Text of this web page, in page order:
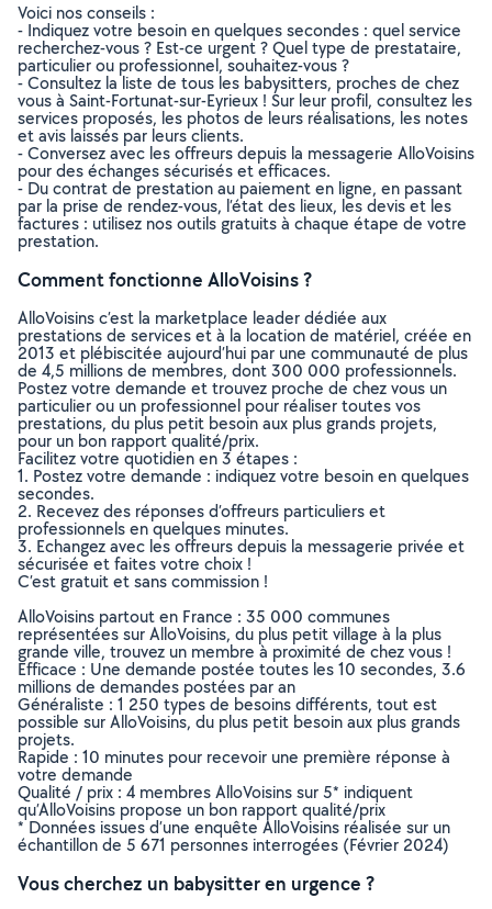
Voici nos conseils :
- Indiquez votre besoin en quelques secondes : quel service
recherchez-vous ? Est-ce urgent ? Quel type de prestataire,
particulier ou professionnel, souhaitez-vous ?
- Consultez la liste de tous les babysitters, proches de chez
vous à Saint-Fortunat-sur-Eyrieux ! Sur leur profil, consultez les
services proposés, les photos de leurs réalisations, les notes
et avis laissés par leurs clients.
- Conversez avec les offreurs depuis la messagerie AlloVoisins
pour des échanges sécurisés et efficaces.
- Du contrat de prestation au paiement en ligne, en passant
par la prise de rendez-vous, l’état des lieux, les devis et les
factures : utilisez nos outils gratuits à chaque étape de votre
prestation.
Comment fonctionne AlloVoisins ?
AlloVoisins c’est la marketplace leader dédiée aux
prestations de services et à la location de matériel, créée en
2013 et plébiscitée aujourd’hui par une communauté de plus
de 4,5 millions de membres, dont 300 000 professionnels.
Postez votre demande et trouvez proche de chez vous un
particulier ou un professionnel pour réaliser toutes vos
prestations, du plus petit besoin aux plus grands projets,
pour un bon rapport qualité/prix.
Facilitez votre quotidien en 3 étapes :
1. Postez votre demande : indiquez votre besoin en quelques
secondes.
2. Recevez des réponses d’offreurs particuliers et
professionnels en quelques minutes.
3. Echangez avec les offreurs depuis la messagerie privée et
sécurisée et faites votre choix !
C’est gratuit et sans commission !
AlloVoisins partout en France : 35 000 communes
représentées sur AlloVoisins, du plus petit village à la plus
grande ville, trouvez un membre à proximité de chez vous !
Efficace : Une demande postée toutes les 10 secondes, 3.6
millions de demandes postées par an
Généraliste : 1 250 types de besoins différents, tout est
possible sur AlloVoisins, du plus petit besoin aux plus grands
projets.
Rapide : 10 minutes pour recevoir une première réponse à
votre demande
Qualité / prix : 4 membres AlloVoisins sur 5* indiquent
qu’AlloVoisins propose un bon rapport qualité/prix
* Données issues d’une enquête AlloVoisins réalisée sur un
échantillon de 5 671 personnes interrogées (Février 2024)
Vous cherchez un babysitter en urgence ?